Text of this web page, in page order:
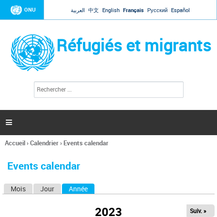
Jump to navigation
ONU العربية 中文 English Français Русский Español
Réfugiés et migrants
l
c
h
e

Vous
ici
Accueil›Calendrier› Events calendar
Events calendar
Mois Jour Année
2023 Suiv. »